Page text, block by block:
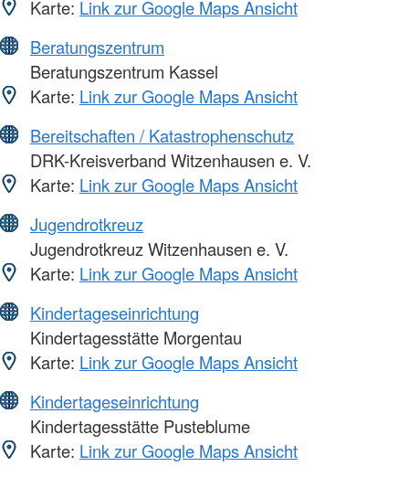
Karte: Link zur Google Maps Ansicht
Beratungszentrum
Beratungszentrum Kassel
Karte: Link zur Google Maps Ansicht
Bereitschaften / Katastrophenschutz
DRK-Kreisverband Witzenhausen e. V.
Karte: Link zur Google Maps Ansicht
Jugendrotkreuz
Jugendrotkreuz Witzenhausen e. V.
Karte: Link zur Google Maps Ansicht
Kindertageseinrichtung
Kindertagesstätte Morgentau
Karte: Link zur Google Maps Ansicht
Kindertageseinrichtung
Kindertagesstätte Pusteblume
Karte: Link zur Google Maps Ansicht